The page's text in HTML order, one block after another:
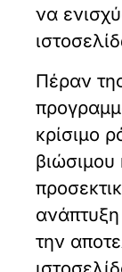
να
Πέραν
κρίσιμο
βιώσιμου
την